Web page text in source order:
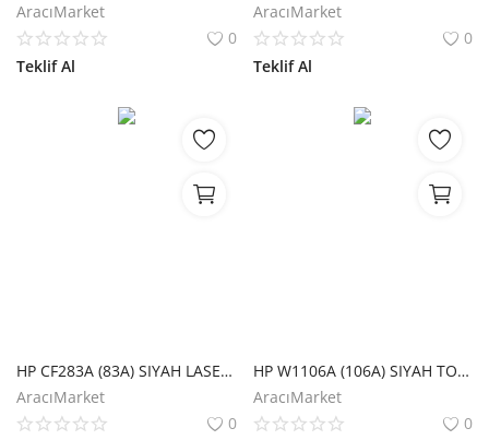
AracıMarket
0
Teklif Al
AracıMarket
0
Teklif Al
HP CF283A (83A) SIYAH LASERJET TONER
AracıMarket
0
HP W1106A (106A) SIYAH TONER 1.000 SAYFA
AracıMarket
0